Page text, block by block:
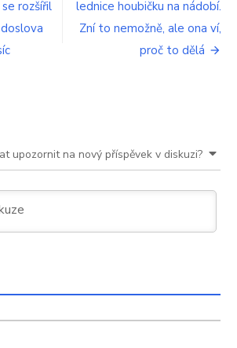
rozšířil
lednice houbičku na nádobí.
Zní to nemožně, ale ona ví,
proč to dělá
upozornit na nový příspěvek v diskuzi?